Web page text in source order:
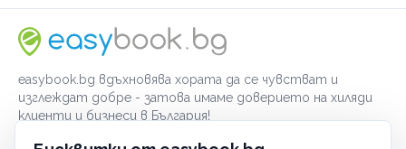
easybook.bg вдъхновява хората да се чувстват и
изглеждат добре - затова имаме доверието на хиляди
клиенти и бизнеси в България!